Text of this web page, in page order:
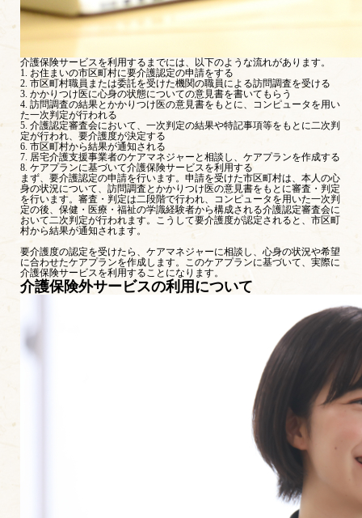
介護保険サービスを利用するまでには、以下のような流れがあります。
1. お住まいの市区町村に要介護認定の申請をする
2. 市区町村職員または委託を受けた機関の職員による訪問調査を受ける
3. かかりつけ医に心身の状態についての意見書を書いてもらう
4. 訪問調査の結果とかかりつけ医の意見書をもとに、コンピュータを用い
た一次判定が行われる
5. 介護認定審査会において、一次判定の結果や特記事項等をもとに二次判
定が行われ、要介護度が決定する
6. 市区町村から結果が通知される
7. 居宅介護支援事業者のケアマネジャーと相談し、ケアプランを作成する
8. ケアプランに基づいて介護保険サービスを利用する
まず、要介護認定の申請を行います。申請を受けた市区町村は、本人の心
身の状況について、訪問調査とかかりつけ医の意見書をもとに審査・判定
を行います。 審査・判定は二段階で行われ、コンピュータを用いた一次判
定の後、保健・医療・福祉の学識経験者から構成される介護認定審査会に
おいて二次判定が行われます。こうして要介護度が認定されると、市区町
村から結果が通知されます。
要介護度の認定を受けたら、ケアマネジャーに相談し、心身の状況や希望
に合わせたケアプランを作成します。このケアプランに基づいて、実際に
介護保険サービスを利用することになります。
介護保険外サービスの利用について